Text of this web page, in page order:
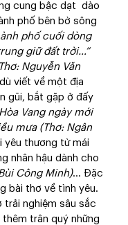
cung bậc dạt dào
phố bên bờ sông
phố cuối dòng
giữ đất trời…”
Nguyễn Văn
viết về một địa
gũi, bắt gặp ở đấy
Hòa Vang ngày mới
mưa (Thơ: Ngân
yêu thương từ mái
nhân hậu dành cho
Công Minh)… Đặc
bài thơ về tình yêu.
trải nghiệm sâu sắc
trân quý những